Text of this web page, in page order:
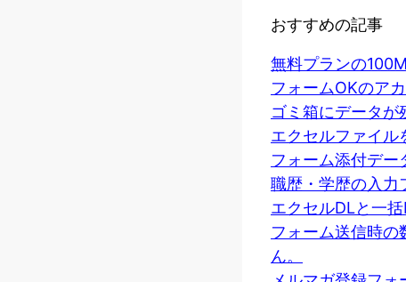
おすすめの記事
無料プランの
フォームOKのア
ゴミ箱にデータが
エクセルファイル
フォーム添付デー
職歴・学歴の入力
エクセルDLと一
フォーム送信時
ん。